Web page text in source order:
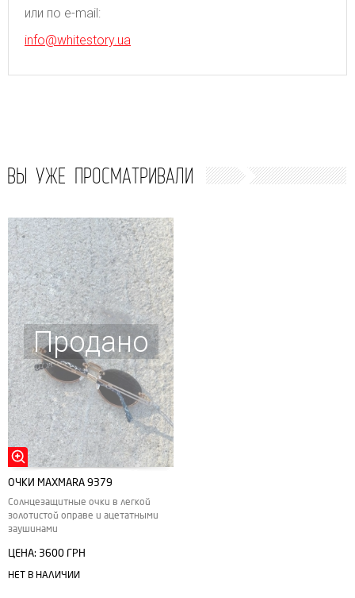
или по e-mail:
info@whitestory.ua
ВЫ УЖЕ ПРОСМАТРИВАЛИ
Продано
ОЧКИ MAXMARA 9379
Солнцезащитные очки в легкой
золотистой оправе и ацетатными
заушинами
ЦЕНА: 3600 ГРН
НЕТ В НАЛИЧИИ